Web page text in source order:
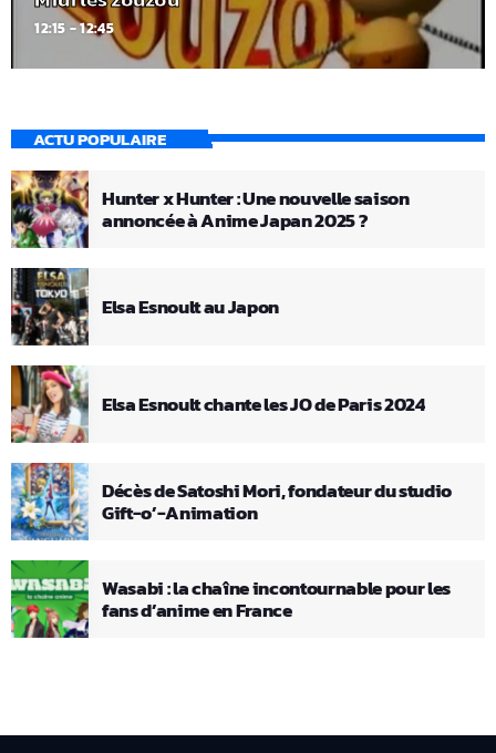
12:15 - 12:45
ACTU POPULAIRE
Hunter x Hunter : Une nouvelle saison
annoncée à Anime Japan 2025 ?
Elsa Esnoult au Japon
Elsa Esnoult chante les JO de Paris 2024
Décès de Satoshi Mori, fondateur du studio
Gift-o’-Animation
Wasabi : la chaîne incontournable pour les
fans d’anime en France